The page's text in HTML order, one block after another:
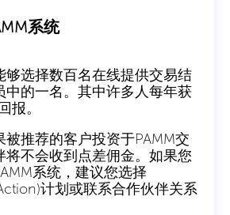
系统
够选择数百名在线提供交易结
中的一名。其中许多人每年获
报。
被推荐的客户投资于PAMM交
将不会收到点差佣金。如果您
系统，建议您选择
计划或联系合作伙伴关系